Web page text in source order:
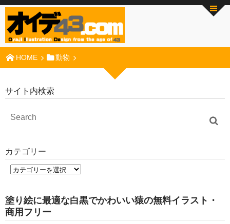
HOME 動物
サイト内検索
カテゴリー
塗り絵に最適な白黒でかわいい猿の無料イラスト・
商用フリー